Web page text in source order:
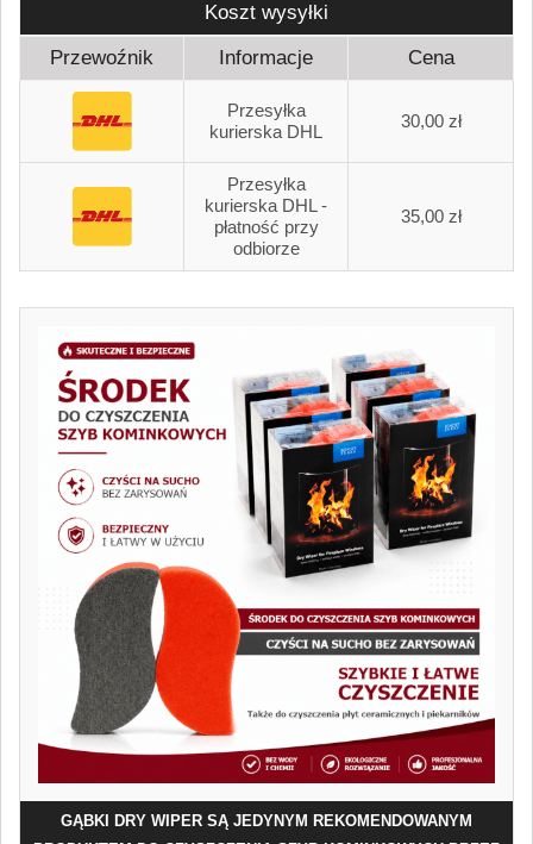
Koszt wysyłki
Przewoźnik
Informacje Cena
Przesyłka
kurierska DHL
30,00 zł
Przesyłka
kurierska DHL -
płatność przy
odbiorze
35,00 zł
GĄBKI DRY WIPER SĄ JEDYNYM REKOMENDOWANYM